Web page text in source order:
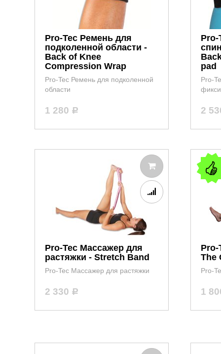
Pro-Tec Ремень для
подколенной области -
Back of Knee
Compression Wrap
Pro-Tec Ремень для подколенной
области
1 280 Р
pad
Pro-
2
Pro-Tec Массажер для
растяжки - Stretch Band
Pro-Tec Массажер для растяжки
2 330 Р
The
Pro-
1